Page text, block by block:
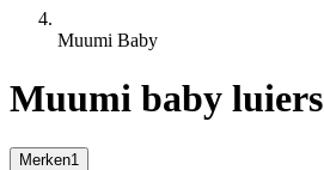
Muumi Baby
Muumi baby luiers
Merken1